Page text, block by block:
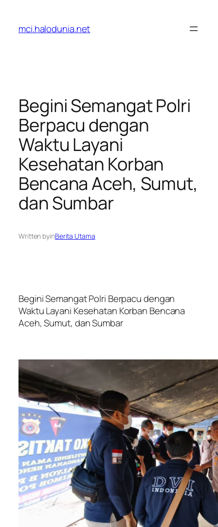
konten
mci.halodunia.net
Begini Semangat Polri
Berpacu dengan
Waktu Layani
Kesehatan Korban
Bencana Aceh, Sumut,
dan Sumbar
Written byinBerita Utama
Begini Semangat Polri Berpacu dengan
Waktu Layani Kesehatan Korban Bencana
Aceh, Sumut, dan Sumbar